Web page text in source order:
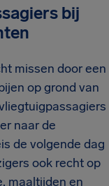
bij
missen door een
op grond van
naar de
de volgende dag
ook recht op
maaltijden en